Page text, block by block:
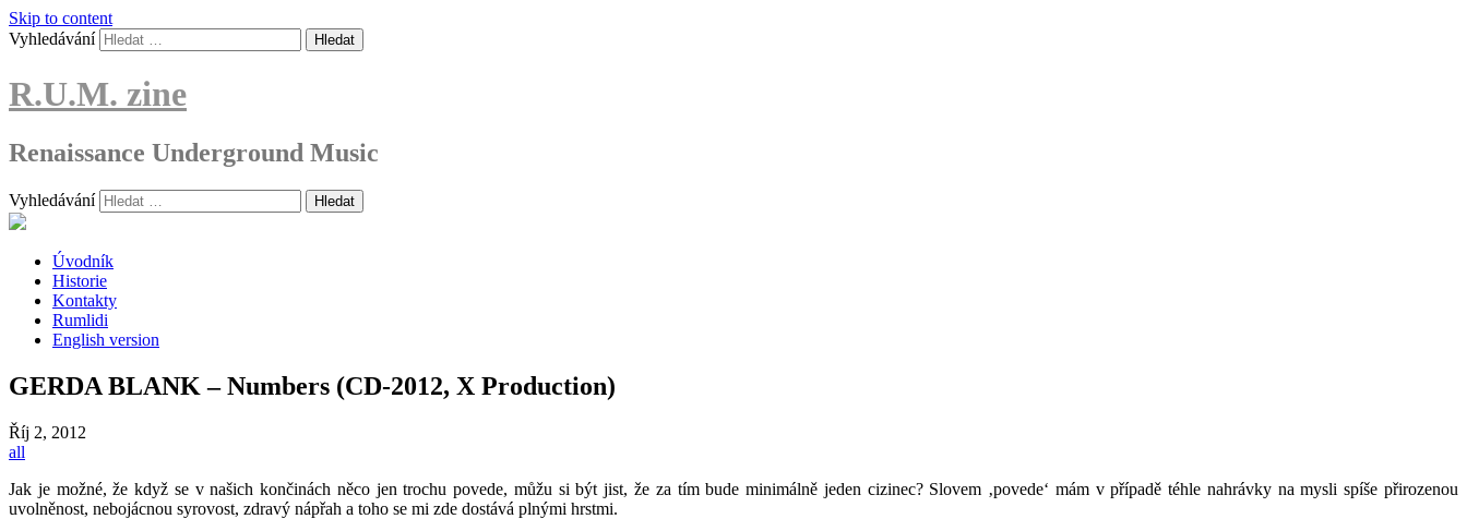
Skip to content
Vyhledávání
R.U.M. zine
Renaissance Underground Music
Vyhledávání
Úvodník
Historie
Kontakty
Rumlidi
English version
GERDA BLANK – Numbers (CD-2012, X Production)
Říj 2, 2012
all
Jak je možné, že když se v našich končinách něco jen trochu povede, můžu si být jist, že za tím bude minimálně jeden cizinec? Slovem ‚povede‘ mám v případě téhle nahrávky na mysli spíše přirozenou
uvolněnost, nebojácnou syrovost, zdravý nápřah a toho se mi zde dostává plnými hrstmi.